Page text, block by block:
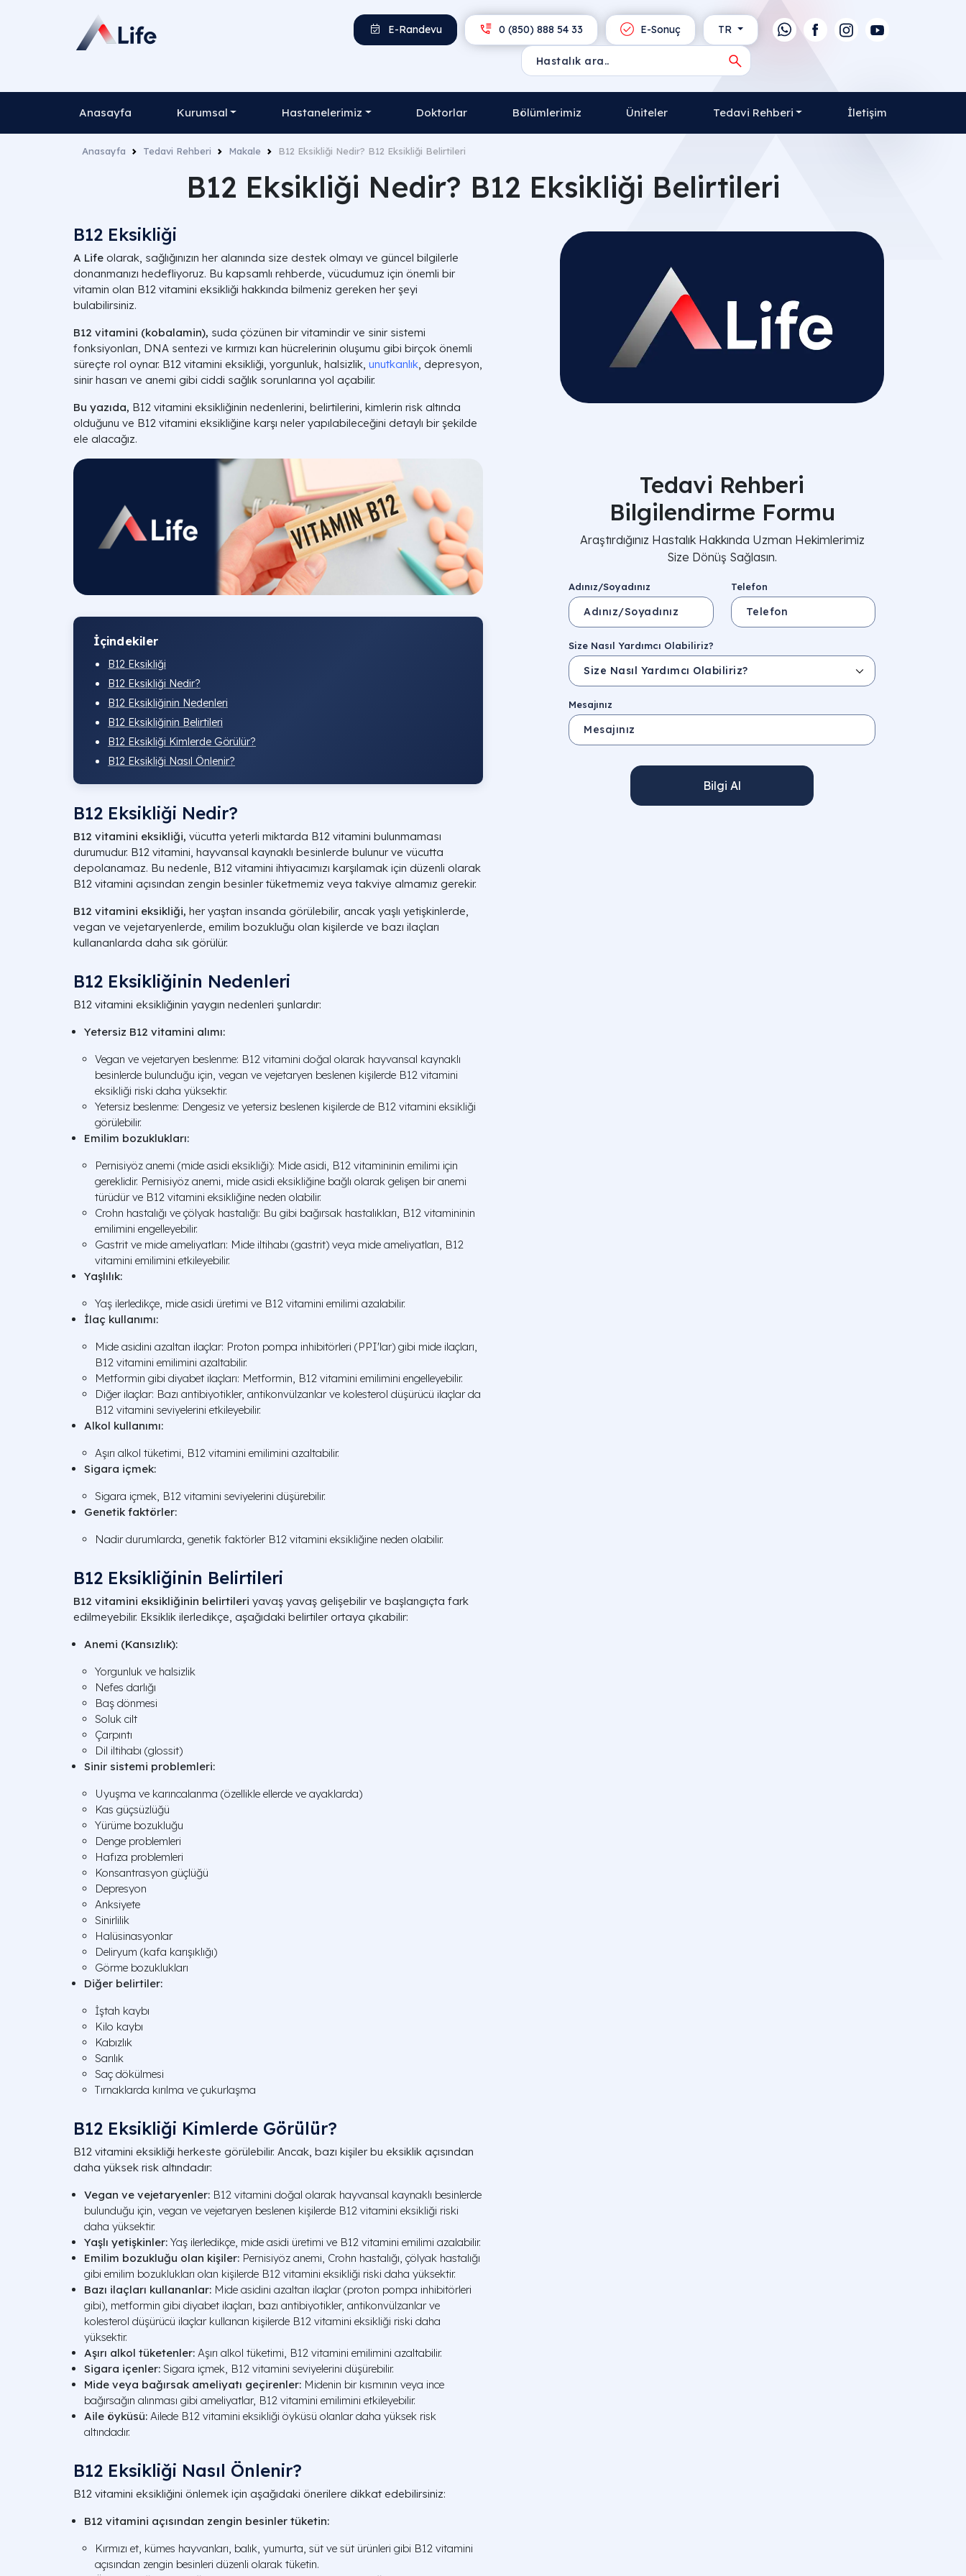
TR
E-Sonuç
0 (850) 888 54 33
E-Randevu
Anasayfa Kurumsal Hastanelerimiz Doktorlar Bölümlerimiz Üniteler Tedavi Rehberi İletişim
Anasayfa Tedavi Rehberi Makale B12 Eksikliği Nedir? B12 Eksikliği Belirtileri
B12 Eksikliği Nedir? B12 Eksikliği Belirtileri
B12 Eksikliği
A Life olarak, sağlığınızın her alanında size destek olmayı ve güncel bilgilerle
donanmanızı hedefliyoruz. Bu kapsamlı rehberde, vücudumuz için önemli bir
vitamin olan B12 vitamini eksikliği hakkında bilmeniz gereken her şeyi
bulabilirsiniz.
B12 vitamini (kobalamin), suda çözünen bir vitamindir ve sinir sistemi
fonksiyonları, DNA sentezi ve kırmızı kan hücrelerinin oluşumu gibi birçok önemli
süreçte rol oynar. B12 vitamini eksikliği, yorgunluk, halsizlik, unutkanlık, depresyon,
sinir hasarı ve anemi gibi ciddi sağlık sorunlarına yol açabilir.
Bu yazıda, B12 vitamini eksikliğinin nedenlerini, belirtilerini, kimlerin risk altında
olduğunu ve B12 vitamini eksikliğine karşı neler yapılabileceğini detaylı bir şekilde
ele alacağız.
İçindekiler
B12 Eksikliği
B12 Eksikliği Nedir?
B12 Eksikliğinin Nedenleri
B12 Eksikliğinin Belirtileri
B12 Eksikliği Kimlerde Görülür?
B12 Eksikliği Nasıl Önlenir?
B12 Eksikliği Nedir?
B12 vitamini eksikliği, vücutta yeterli miktarda B12 vitamini bulunmaması
durumudur. B12 vitamini, hayvansal kaynaklı besinlerde bulunur ve vücutta
depolanamaz. Bu nedenle, B12 vitamini ihtiyacımızı karşılamak için düzenli olarak
B12 vitamini açısından zengin besinler tüketmemiz veya takviye almamız gerekir.
B12 vitamini eksikliği, her yaştan insanda görülebilir, ancak yaşlı yetişkinlerde,
vegan ve vejetaryenlerde, emilim bozukluğu olan kişilerde ve bazı ilaçları
kullananlarda daha sık görülür.
B12 Eksikliğinin Nedenleri
B12 vitamini eksikliğinin yaygın nedenleri şunlardır:
Yetersiz B12 vitamini alımı:
Vegan ve vejetaryen beslenme: B12 vitamini doğal olarak hayvansal kaynaklı
besinlerde bulunduğu için, vegan ve vejetaryen beslenen kişilerde B12 vitamini
eksikliği riski daha yüksektir.
Yetersiz beslenme: Dengesiz ve yetersiz beslenen kişilerde de B12 vitamini eksikliği
görülebilir.
Emilim bozuklukları:
Pernisiyöz anemi (mide asidi eksikliği): Mide asidi, B12 vitamininin emilimi için
gereklidir. Pernisiyöz anemi, mide asidi eksikliğine bağlı olarak gelişen bir anemi
türüdür ve B12 vitamini eksikliğine neden olabilir.
Crohn hastalığı ve çölyak hastalığı: Bu gibi bağırsak hastalıkları, B12 vitamininin
emilimini engelleyebilir.
Gastrit ve mide ameliyatları: Mide iltihabı (gastrit) veya mide ameliyatları, B12
vitamini emilimini etkileyebilir.
Yaşlılık:
Yaş ilerledikçe, mide asidi üretimi ve B12 vitamini emilimi azalabilir.
İlaç kullanımı:
Mide asidini azaltan ilaçlar: Proton pompa inhibitörleri (PPI'lar) gibi mide ilaçları,
B12 vitamini emilimini azaltabilir.
Metformin gibi diyabet ilaçları: Metformin, B12 vitamini emilimini engelleyebilir.
Diğer ilaçlar: Bazı antibiyotikler, antikonvülzanlar ve kolesterol düşürücü ilaçlar da
B12 vitamini seviyelerini etkileyebilir.
Alkol kullanımı:
Aşırı alkol tüketimi, B12 vitamini emilimini azaltabilir.
Sigara içmek:
Sigara içmek, B12 vitamini seviyelerini düşürebilir.
Genetik faktörler:
Nadir durumlarda, genetik faktörler B12 vitamini eksikliğine neden olabilir.
B12 Eksikliğinin Belirtileri
B12 vitamini eksikliğinin belirtileri yavaş yavaş gelişebilir ve başlangıçta fark
edilmeyebilir. Eksiklik ilerledikçe, aşağıdaki belirtiler ortaya çıkabilir:
Anemi (Kansızlık):
Yorgunluk ve halsizlik
Nefes darlığı
Baş dönmesi
Soluk cilt
Çarpıntı
Dil iltihabı (glossit)
Sinir sistemi problemleri:
Uyuşma ve karıncalanma (özellikle ellerde ve ayaklarda)
Kas güçsüzlüğü
Yürüme bozukluğu
Denge problemleri
Hafıza problemleri
Konsantrasyon güçlüğü
Depresyon
Anksiyete
Sinirlilik
Halüsinasyonlar
Deliryum (kafa karışıklığı)
Görme bozuklukları
Diğer belirtiler:
İştah kaybı
Kilo kaybı
Kabızlık
Sarılık
Saç dökülmesi
Tırnaklarda kırılma ve çukurlaşma
B12 Eksikliği Kimlerde Görülür?
B12 vitamini eksikliği herkeste görülebilir. Ancak, bazı kişiler bu eksiklik açısından
daha yüksek risk altındadır:
Vegan ve vejetaryenler: B12 vitamini doğal olarak hayvansal kaynaklı besinlerde
bulunduğu için, vegan ve vejetaryen beslenen kişilerde B12 vitamini eksikliği riski
daha yüksektir.
Yaşlı yetişkinler: Yaş ilerledikçe, mide asidi üretimi ve B12 vitamini emilimi azalabilir.
Emilim bozukluğu olan kişiler: Pernisiyöz anemi, Crohn hastalığı, çölyak hastalığı
gibi emilim bozuklukları olan kişilerde B12 vitamini eksikliği riski daha yüksektir.
Bazı ilaçları kullananlar: Mide asidini azaltan ilaçlar (proton pompa inhibitörleri
gibi), metformin gibi diyabet ilaçları, bazı antibiyotikler, antikonvülzanlar ve
kolesterol düşürücü ilaçlar kullanan kişilerde B12 vitamini eksikliği riski daha
yüksektir.
Aşırı alkol tüketenler: Aşırı alkol tüketimi, B12 vitamini emilimini azaltabilir.
Sigara içenler: Sigara içmek, B12 vitamini seviyelerini düşürebilir.
Mide veya bağırsak ameliyatı geçirenler: Midenin bir kısmının veya ince
bağırsağın alınması gibi ameliyatlar, B12 vitamini emilimini etkileyebilir.
Aile öyküsü: Ailede B12 vitamini eksikliği öyküsü olanlar daha yüksek risk
altındadır.
B12 Eksikliği Nasıl Önlenir?
B12 vitamini eksikliğini önlemek için aşağıdaki önerilere dikkat edebilirsiniz:
B12 vitamini açısından zengin besinler tüketin:
Kırmızı et, kümes hayvanları, balık, yumurta, süt ve süt ürünleri gibi B12 vitamini
açısından zengin besinleri düzenli olarak tüketin.
Tedavi Rehberi
Bilgilendirme Formu
Araştırdığınız Hastalık Hakkında Uzman Hekimlerimiz
Size Dönüş Sağlasın.
Adınız/Soyadınız Telefon
Size Nasıl Yardımcı Olabiliriz?
Mesajınız
Bilgi Al